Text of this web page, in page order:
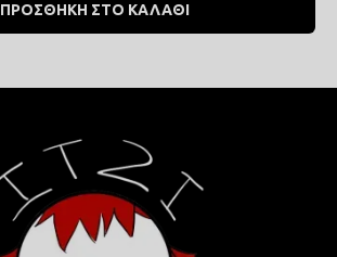
ΠΡΟΣΘΗΚΗ ΣΤΟ ΚΑΛΑΘΙ